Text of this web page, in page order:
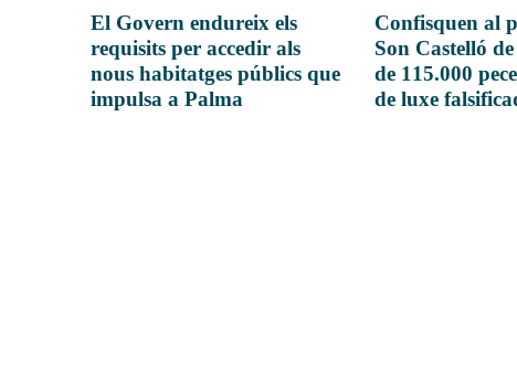
El Govern endureix els
requisits per accedir als
nous habitatges públics que
impulsa a Palma
Confisquen al
Son Castelló
de 115.000
de luxe